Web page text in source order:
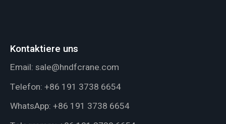
Kontaktiere uns
Email: sale@hndfcrane.com
Telefon: +86 191 3738 6654
WhatsApp: +86 191 3738 6654